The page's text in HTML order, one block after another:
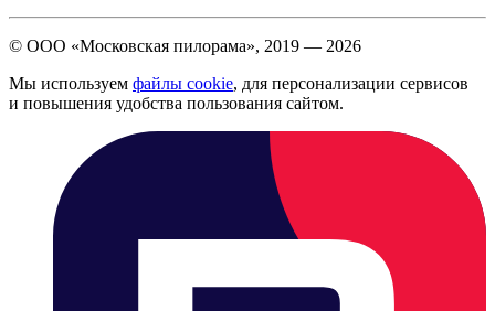
© ООО «Московская пилорама», 2019 — 2026
Мы используем файлы cookie, для персонализации сервисов
и повышения удобства пользования сайтом.